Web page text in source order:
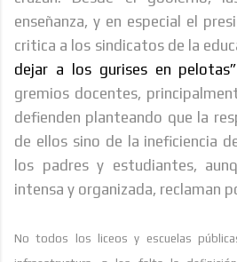
enseñanza, y en especial el
critica a los sindicatos de la
dejar a los gurises en pelotas”
gremios docentes,
defienden planteando que la
de ellos sino de la ineficiencia
los padres y estudiantes,
intensa y organizada, reclaman
No todos los liceos y escuelas